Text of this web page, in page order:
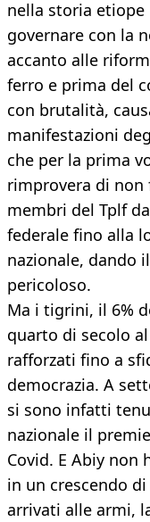
nella storia
governare con la
accanto alle
ferro e prima del
con brutalità,
manifestazioni
che per la prima
rimprovera di non
membri del Tplf
federale fino alla
nazionale, dando
pericoloso.
Ma i tigrini, il 6%
quarto di secolo
rafforzati fino a
democrazia. A
si sono infatti
nazionale il
Covid. E Abiy non
in un crescendo
arrivati alle armi,